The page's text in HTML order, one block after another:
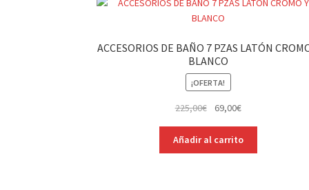
ACCESORIOS DE BAÑO 7 PZAS LATÓN
BLANCO
¡OFERTA!
225,00€
original
era:
69,00€El
actual
es:
Añadir al carrito